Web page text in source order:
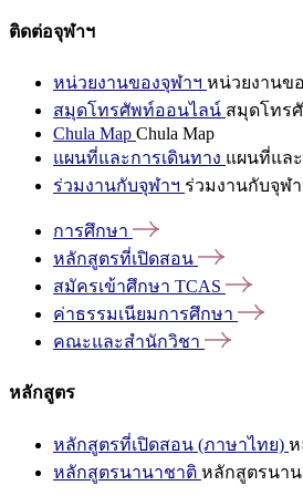
ติดต่อจุฬาฯ
หน่วยงานของจุฬาฯ หน่วยงานข
สมุดโทรศัพท์ออนไลน์ สมุดโทร
Chula Map Chula Map
แผนที่และการเดินทาง แผนที่แล
ร่วมงานกับจุฬาฯ ร่วมงานกับจุฬ
การศึกษา
หลักสูตรที่เปิดสอน
สมัครเข้าศึกษา TCAS
ค่าธรรมเนียมการศึกษา
คณะและสำนักวิชา
หลักสูตร
หลักสูตรที่เปิดสอน (ภาษาไทย) ห
หลักสูตรนานาชาติ หลักสูตรนา